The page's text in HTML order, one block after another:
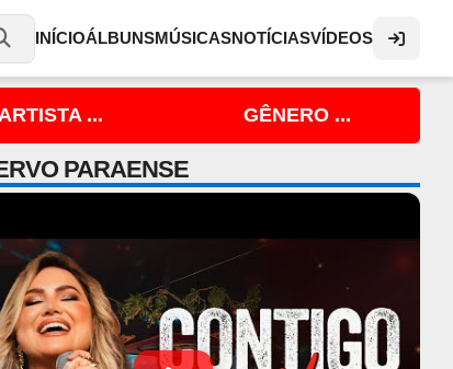
INÍCIOÁLBUNSMÚSICASNOTÍCIASVÍDEOS
... GÊNERO ...
PARAENSE